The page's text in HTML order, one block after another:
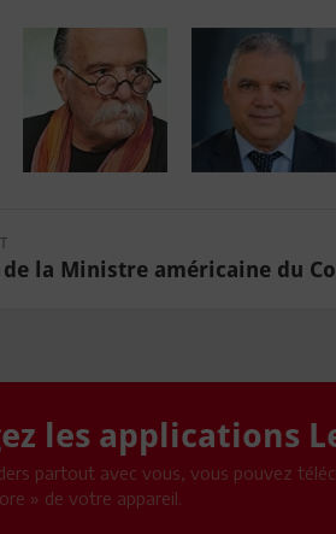
de la Ministre américaine du
les applications
partout avec vous, vous pouvez
» de votre appareil.